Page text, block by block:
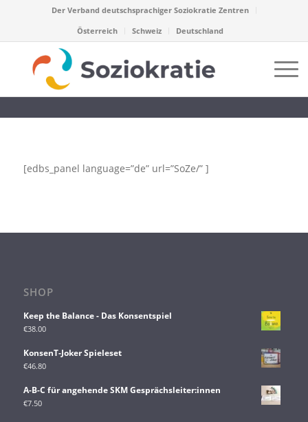
Der Verband deutschsprachiger Soziokratie Zentren
Österreich
Schweiz Deutschland
[edbs_panel language=”de” url=”SoZe/” ]
SHOP
Keep the Balance - Das Konsentspiel
€38.00
KonsenT-Joker Spieleset
€46.80
A-B-C für angehende SKM Gesprächsleiter:innen
€7.50